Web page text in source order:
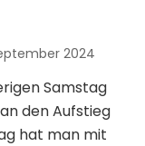
2024
Samstag
den Aufstieg
hat man mit